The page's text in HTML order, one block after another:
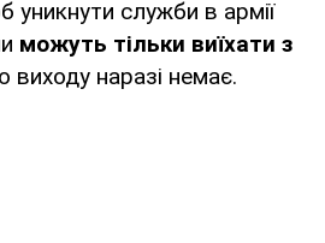
уникнути служби в армії
можуть тільки виїхати з
виходу наразі немає.